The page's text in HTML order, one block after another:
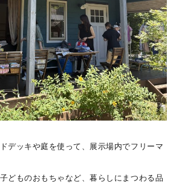
グ製作では、色や柄、素材の異なる刺繍リボ
#ログログを見る
デッキや庭を使って、展示場内でフリーマ
どものおもちゃなど、暮らしにまつわる品